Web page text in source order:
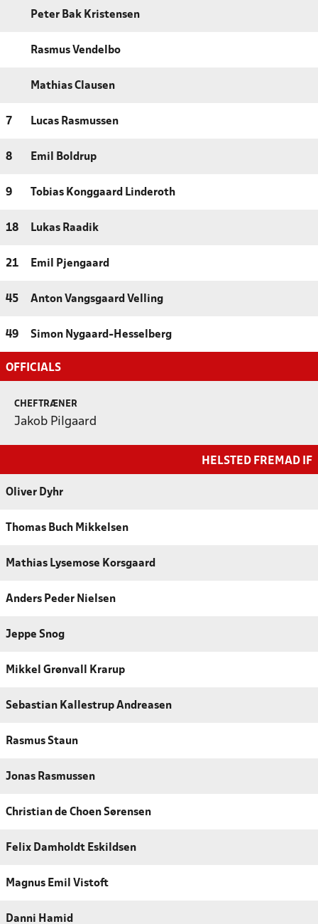
Peter Bak Kristensen
Rasmus Vendelbo
Mathias Clausen
7 Lucas Rasmussen
8 Emil Boldrup
9 Tobias Konggaard Linderoth
18 Lukas Raadik
21 Emil Pjengaard
45 Anton Vangsgaard Velling
49 Simon Nygaard-Hesselberg
OFFICIALS
CHEFTRÆNER
Jakob Pilgaard
HELSTED FREMAD IF
Oliver Dyhr
Thomas Buch Mikkelsen
Mathias Lysemose Korsgaard
Anders Peder Nielsen
Jeppe Snog
Mikkel Grønvall Krarup
Sebastian Kallestrup Andreasen
Rasmus Staun
Jonas Rasmussen
Christian de Choen Sørensen
Felix Damholdt Eskildsen
Magnus Emil Vistoft
Danni Hamid